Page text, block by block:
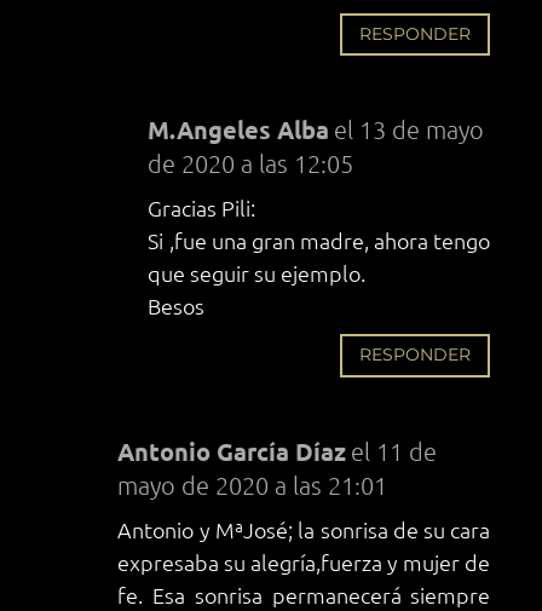
RESPONDER
M.Angeles Alba el 13 de mayo
de 2020 a las 12:05
Gracias Pili:
Si ,fue una gran madre, ahora tengo
que seguir su ejemplo.
Besos
RESPONDER
Antonio García Díaz el 11 de
mayo de 2020 a las 21:01
Antonio y MªJosé; la sonrisa de su cara
expresaba su alegría,fuerza y mujer de
fe. Esa sonrisa permanecerá siempre